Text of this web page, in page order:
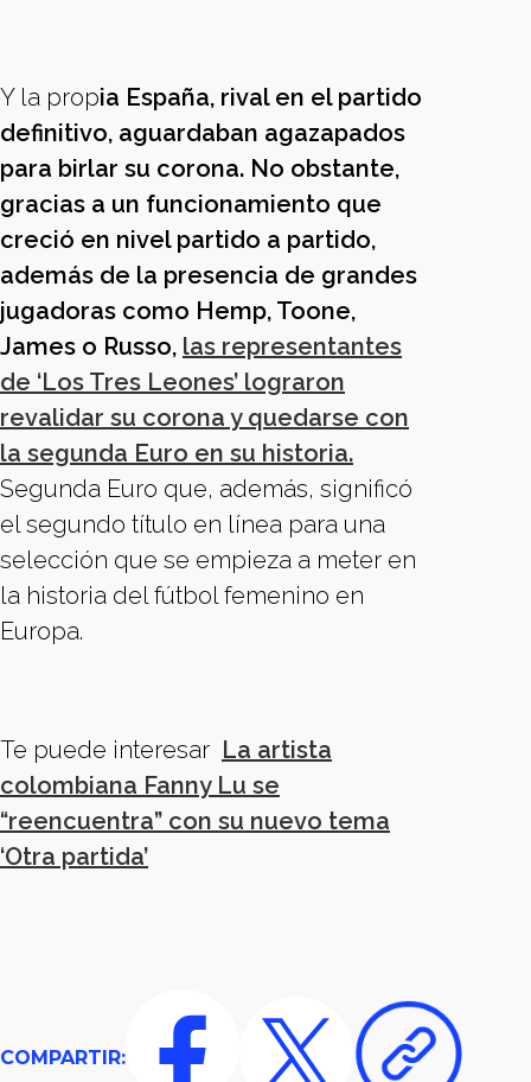
Y la propia España, rival en el partido
definitivo, aguardaban agazapados
para birlar su corona. No obstante,
gracias a un funcionamiento que
creció en nivel partido a partido,
además de la presencia de grandes
jugadoras como Hemp, Toone,
James o Russo, las representantes
de ‘Los Tres Leones’ lograron
revalidar su corona y quedarse con
la segunda Euro en su historia.
Segunda Euro que, además, significó
el segundo título en línea para una
selección que se empieza a meter en
la historia del fútbol femenino en
Europa.
Te puede interesar La artista
colombiana Fanny Lu se
“reencuentra” con su nuevo tema
‘Otra partida’
COMPARTIR: